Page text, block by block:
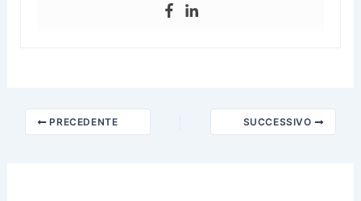
PRECEDENTE SUCCESSIVO